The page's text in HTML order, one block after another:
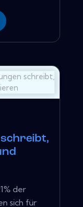
der
sich für